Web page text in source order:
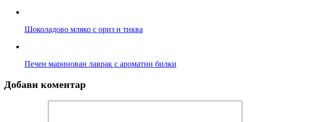
Шоколадово мляко с ориз и тиква
Печен маринован лаврак с ароматни билки
Добави коментар